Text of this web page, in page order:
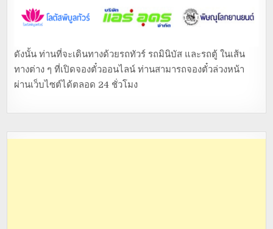
ดังนั้น ท่านที่จะเดินทางด้วยรถทัวร์ รถมินิบัส และรถตู้ ในเส้น
ทางต่าง ๆ ที่เปิดจองตั๋วออนไลน์ ท่านสามารถจองตั๋วล่วงหน้า
ผ่านเว็บไซต์ได้ตลอด 24 ชั่วโมง